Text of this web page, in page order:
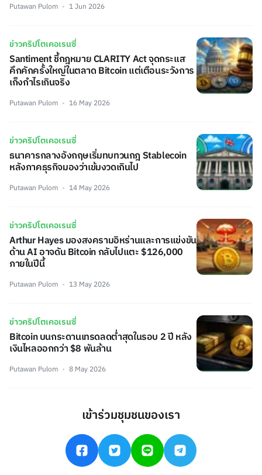
Putawan Pulom 1 Jun 2026
ข่าวคริปโตเคอเรนซี่
Santiment ชี้กฎหมาย CLARITY Act จุดกระแส
คึกคักครั้งใหญ่ในตลาด Bitcoin แต่เตือนระวังการ
เก็งกำไรเกินจริง
Putawan Pulom 16 May 2026
ข่าวคริปโตเคอเรนซี่
ธนาคารกลางอังกฤษเริ่มทบทวนกฎ Stablecoin
หลังภาคธุรกิจมองว่าเข้มงวดเกินไป
Putawan Pulom 14 May 2026
ข่าวคริปโตเคอเรนซี่
Arthur Hayes มองสงครามอิหร่านและการแข่งขัน
ด้าน AI อาจดัน Bitcoin กลับไปแตะ $126,000
ภายในปีนี้
Putawan Pulom 13 May 2026
ข่าวคริปโตเคอเรนซี่
Bitcoin บนกระดานเทรดลดต่ำสุดในรอบ 2 ปี หลัง
เงินไหลออกกว่า $8 พันล้าน
Putawan Pulom 8 May 2026
เข้าร่วมชุมชนของเรา